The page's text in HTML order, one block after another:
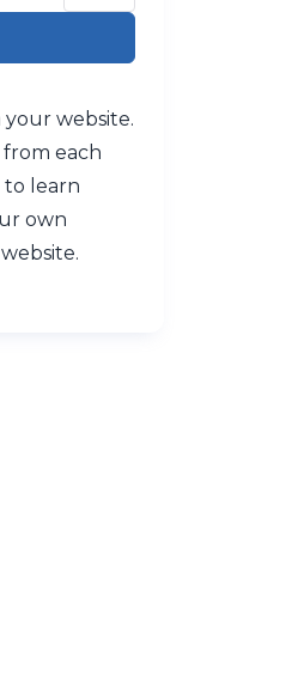
website.
from each
to learn
own